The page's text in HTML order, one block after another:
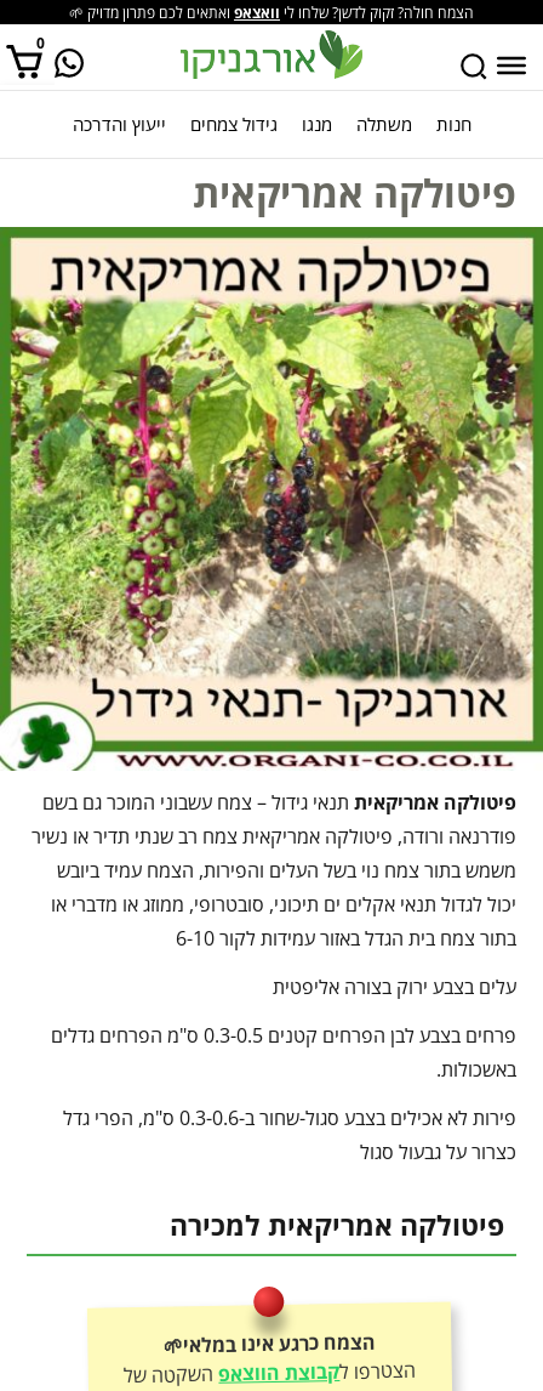
הצמח חולה? זקוק לדשן? שלחו לי וואצאפ ואתאים לכם פתרון מדויק 🌱
0
אין מוצרים בסל הקניות. חנות משתלה מנגו גידול צמחים ייעוץ והדרכה
פיטולקה אמריקאית
פיטולקה אמריקאית תנאי גידול – צמח עשבוני המוכר גם בשם
פודרנאה ורודה, פיטולקה אמריקאית צמח רב שנתי תדיר או נשיר
משמש בתור צמח נוי בשל העלים והפירות, הצמח עמיד ביובש
יכול לגדול תנאי אקלים ים תיכוני, סובטרופי, ממוזג או מדברי או
בתור צמח בית הגדל באזור עמידות לקור 6-10
עלים בצבע ירוק בצורה אליפטית
פרחים בצבע לבן הפרחים קטנים 0.3-0.5 ס"מ הפרחים גדלים
באשכולות.
פירות לא אכילים בצבע סגול-שחור ב-0.3-0.6 ס"מ, הפרי גדל
כצרור על גבעול סגול
פיטולקה אמריקאית למכירה
הצמח כרגע אינו במלאי🌱
הצטרפו לקבוצת הווצאפהשקטה של
אורגניקו וקבלו עדכונים לפני כולם – על